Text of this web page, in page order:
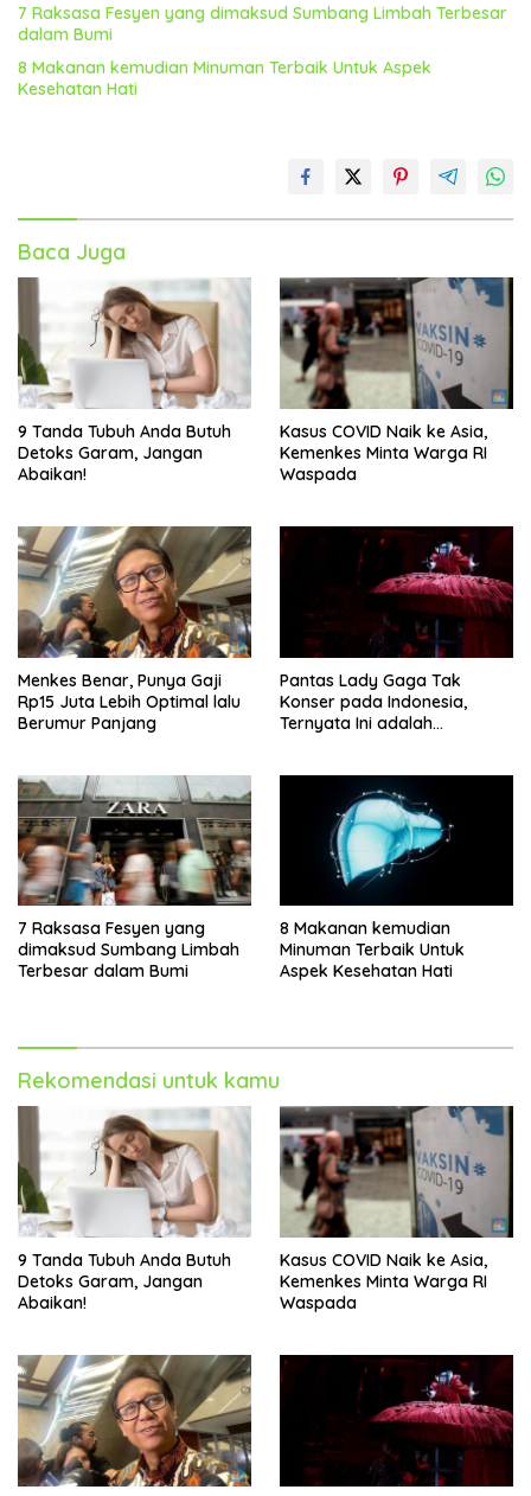
7 Raksasa Fesyen yang dimaksud Sumbang Limbah Terbesar
dalam Bumi
8 Makanan kemudian Minuman Terbaik Untuk Aspek
Kesehatan Hati
Baca Juga
9 Tanda Tubuh Anda Butuh
Detoks Garam, Jangan
Abaikan!
Kasus COVID Naik ke Asia,
Kemenkes Minta Warga RI
Waspada
Menkes Benar, Punya Gaji
Rp15 Juta Lebih Optimal lalu
Berumur Panjang
Pantas Lady Gaga Tak
Konser pada Indonesia,
Ternyata Ini adalah
7 Raksasa Fesyen yang
dimaksud Sumbang Limbah
Terbesar dalam Bumi
8 Makanan kemudian
Minuman Terbaik Untuk
Aspek Kesehatan Hati
Rekomendasi untuk kamu
9 Tanda Tubuh Anda Butuh
Detoks Garam, Jangan
Abaikan!
Kasus COVID Naik ke Asia,
Kemenkes Minta Warga RI
Waspada